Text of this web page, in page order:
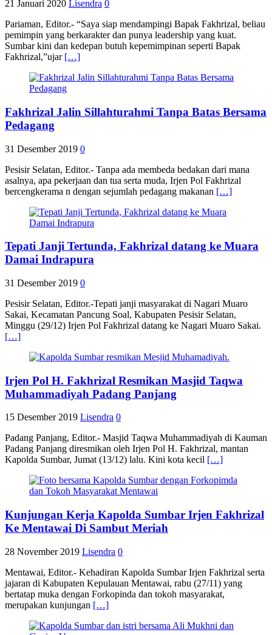
21 Januari 2020 Lisendra 0
Pariaman, Editor.- “Saya siap mendampingi Bapak Fakhrizal, beliau
pemimpin yang berkarakter dan punya leadership yang kuat.
Sumbar kini dan kedepan butuh kepemimpinan seperti Bapak
Fakhrizal,”ujar […]
Fakhrizal Jalin Sillahturahmi Tanpa Batas Bersama
Pedagang
31 Desember 2019 0
Pesisir Selatan, Editor.- Tanpa ada membeda bedakan dari mana
asalnya, apa pekerjaan dan tua serta muda, Irjen Pol Fakhrizal
bercengkerama n dengan sejumlah pedagang makanan […]
Tepati Janji Tertunda, Fakhrizal datang ke Muara
Damai Indrapura
31 Desember 2019 0
Pesisir Selatan, Editor.-Tepati janji masyarakat di Nagari Muaro
Sakai, Kecamatan Pancung Soal, Kabupaten Pesisir Selatan,
Minggu (29/12) Irjen Pol Fakhrizal datang ke Nagari Muaro Sakai.
[…]
Irjen Pol H. Fakhrizal Resmikan Masjid Taqwa
Muhammadiyah Padang Panjang
15 Desember 2019 Lisendra 0
Padang Panjang, Editor.- Masjid Taqwa Muhammadiyah di Kauman
Padang Panjang diresmikan oleh Irjen Pol H. Fakhrizal, mantan
Kapolda Sumbar, Jumat (13/12) lalu. Kini kota kecil […]
Kunjungan Kerja Kapolda Sumbar Irjen Fakhrizal
Ke Mentawai Di Sambut Meriah
28 November 2019 Lisendra 0
Mentawai, Editor.- Kehadiran Kapolda Sumbar Irjen Fakhrizal serta
jajaran di Kabupaten Kepulauan Mentawai, rabu (27/11) yang
bertatap muka dengan Forkopinda dan tokoh masyarakat,
merupakan kunjungan […]